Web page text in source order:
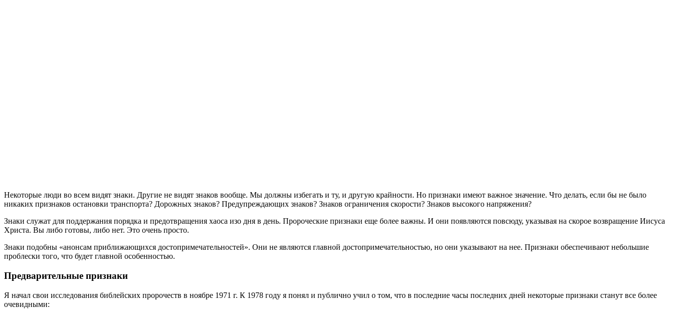
Некоторые люди во всем видят знаки. Другие не видят знаков вообще. Мы должны избегать и ту, и другую крайности. Но признаки имеют важное значение. Что делать, если бы не было
никаких признаков остановки транспорта? Дорожных знаков? Предупреждающих знаков? Знаков ограничения скорости? Знаков высокого напряжения?
Знаки служат для поддержания порядка и предотвращения хаоса изо дня в день. Пророческие признаки еще более важны. И они появляются повсюду, указывая на скорое возвращение Иисуса
Христа. Вы либо готовы, либо нет. Это очень просто.
Знаки подобны «анонсам приближающихся достопримечательностей». Они не являются главной достопримечательностью, но они указывают на нее. Признаки обеспечивают небольшие
проблески того, что будет главной особенностью.
Предварительные признаки
Я начал свои исследования библейских пророчеств в ноябре 1971 г. К 1978 году я понял и публично учил о том, что в последние часы последних дней некоторые признаки станут все более
очевидными: